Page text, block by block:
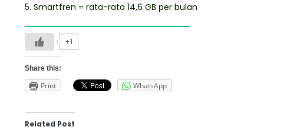
5. Smartfren = rata-rata 14,6 GB per bulan
+1
Share this:
Print WhatsApp
Related Post